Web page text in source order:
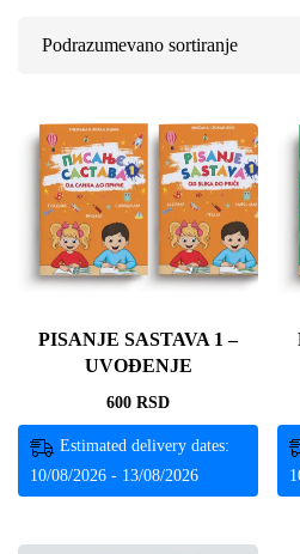
PISANJE SASTAVA 1 –
UVOĐENJE
600 RSD
Estimated delivery dates:
10/08/2026 - 13/08/2026